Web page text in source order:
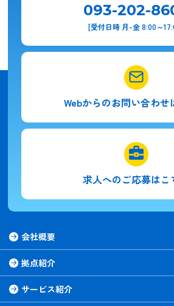
093-202-
[受付日時 月-金 8:00～
Webからのお問い合わせ
求人へのご応募はこ
会社概要
拠点紹介
サービス紹介